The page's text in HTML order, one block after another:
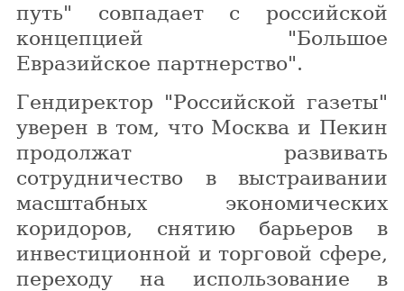
путь" совпадает с российской
концепцией "Большое
Евразийское партнерство".
Гендиректор "Российской газеты"
уверен в том, что Москва и Пекин
продолжат развивать
сотрудничество в выстраивании
масштабных экономических
коридоров, снятию барьеров в
инвестиционной и торговой сфере,
переходу на использование в